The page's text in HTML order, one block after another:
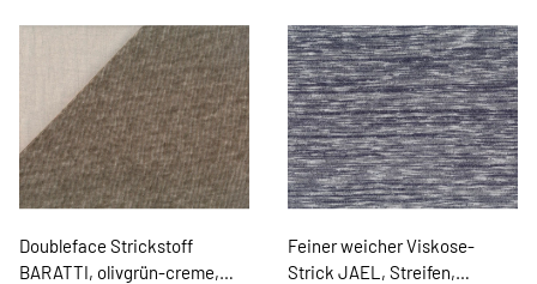
Doubleface Strickstoff
BARATTI, olivgrün-creme,
Feiner weicher Viskose-
Strick JAEL, Streifen,